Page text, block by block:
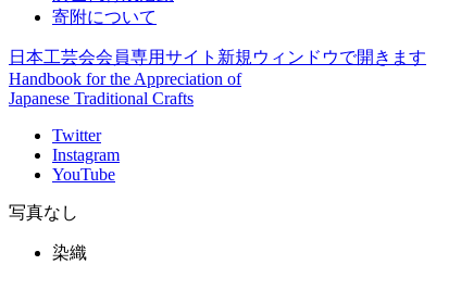
寄附について
日本工芸会会員専用サイト 新規ウィンドウで開きます
Handbook for the Appreciation of
Japanese Traditional Crafts
Twitter
Instagram
YouTube
写真なし
染織